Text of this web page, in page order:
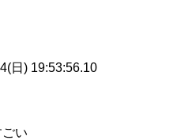
日) 19:53:56.10
い